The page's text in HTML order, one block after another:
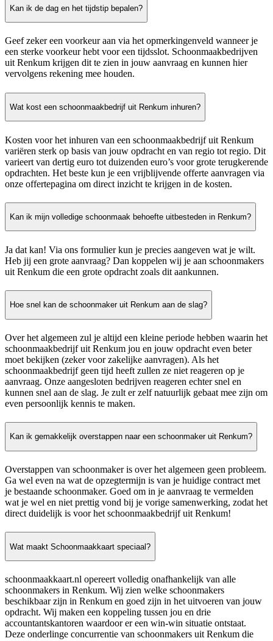
Kan ik de dag en het tijdstip bepalen?
Geef zeker een voorkeur aan via het opmerkingenveld wanneer je
een sterke voorkeur hebt voor een tijdsslot. Schoonmaakbedrijven
uit Renkum krijgen dit te zien in jouw aanvraag en kunnen hier
vervolgens rekening mee houden.
Wat kost een schoonmaakbedrijf uit Renkum inhuren?
Kosten voor het inhuren van een schoonmaakbedrijf uit Renkum
variëren sterk op basis van jouw opdracht en van regio tot regio. Dit
varieert van dertig euro tot duizenden euro’s voor grote terugkerende
opdrachten. Het beste kun je een vrijblijvende offerte aanvragen via
onze offertepagina om direct inzicht te krijgen in de kosten.
Kan ik mijn volledige schoonmaak behoefte uitbesteden in Renkum?
Ja dat kan! Via ons formulier kun je precies aangeven wat je wilt.
Heb jij een grote aanvraag? Dan koppelen wij je aan schoonmakers
uit Renkum die een grote opdracht zoals dit aankunnen.
Hoe snel kan de schoonmaker uit Renkum aan de slag?
Over het algemeen zul je altijd een kleine periode hebben waarin het
schoonmaakbedrijf uit Renkum jou en jouw opdracht even beter
moet bekijken (zeker voor zakelijke aanvragen). Als het
schoonmaakbedrijf geen tijd heeft zullen ze niet reageren op je
aanvraag. Onze aangesloten bedrijven reageren echter snel en
kunnen snel aan de slag. Je zult er zelf natuurlijk gebaat mee zijn om
even persoonlijk kennis te maken.
Kan ik gemakkelijk overstappen naar een schoonmaker uit Renkum?
Overstappen van schoonmaker is over het algemeen geen probleem.
Ga wel even na wat de opzegtermijn is van je huidige contract met
je bestaande schoonmaker. Goed om in je aanvraag te vermelden
wat je wel en niet prettig vond bij je vorige samenwerking, zodat het
direct duidelijk is voor het schoonmaakbedrijf uit Renkum!
Wat maakt Schoonmaakkaart speciaal?
schoonmaakkaart.nl opereert volledig onafhankelijk van alle
schoonmakers in Renkum. Wij zien welke schoonmakers
beschikbaar zijn in Renkum en goed zijn in het uitvoeren van jouw
opdracht. Wij maken een koppeling tussen jou en drie
accountantskantoren waardoor er een win-win situatie ontstaat.
Deze onderlinge concurrentie van schoonmakers uit Renkum die